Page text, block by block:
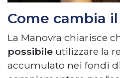
Come cambia
La Manovra chiarisce
possibile utilizzare la
accumulato nei fondi